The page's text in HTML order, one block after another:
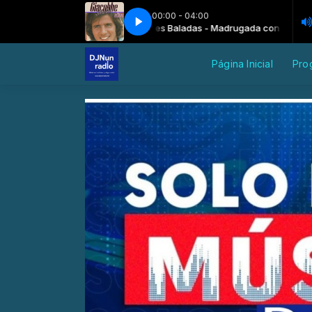
00:00 - 04:00
Grandes Baladas - Madrugada con Dj. NuN
Sandro Giacobbe - El jardín prohibido
Página Inicial